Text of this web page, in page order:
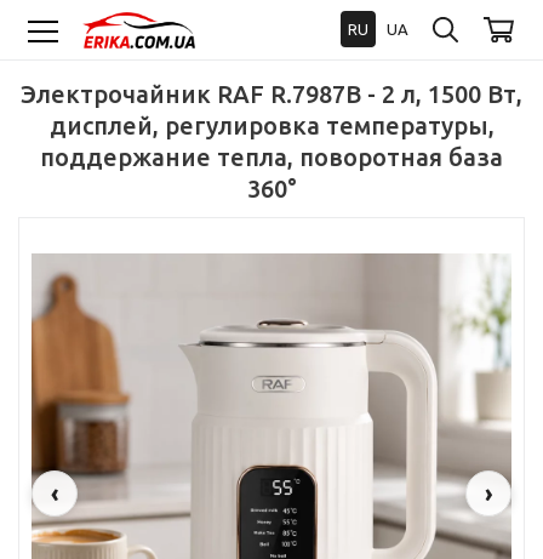
RU UA
Электрочайник RAF R.7987B - 2 л, 1500 Вт,
дисплей, регулировка температуры,
поддержание тепла, поворотная база
360°
‹ ›